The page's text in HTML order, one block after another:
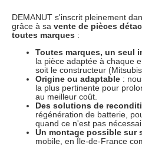
DEMANUT s'inscrit pleinement
grâce à sa vente de pièces
toutes marques :
Toutes marques, un seul
la pièce adaptée à chaque
soit le constructeur
Origine ou adaptable :
la plus pertinente pour
au meilleur coût.
Des solutions de
régénération de batterie,
quand ce n'est pas
Un montage possible sur
mobile, en Île-de-France